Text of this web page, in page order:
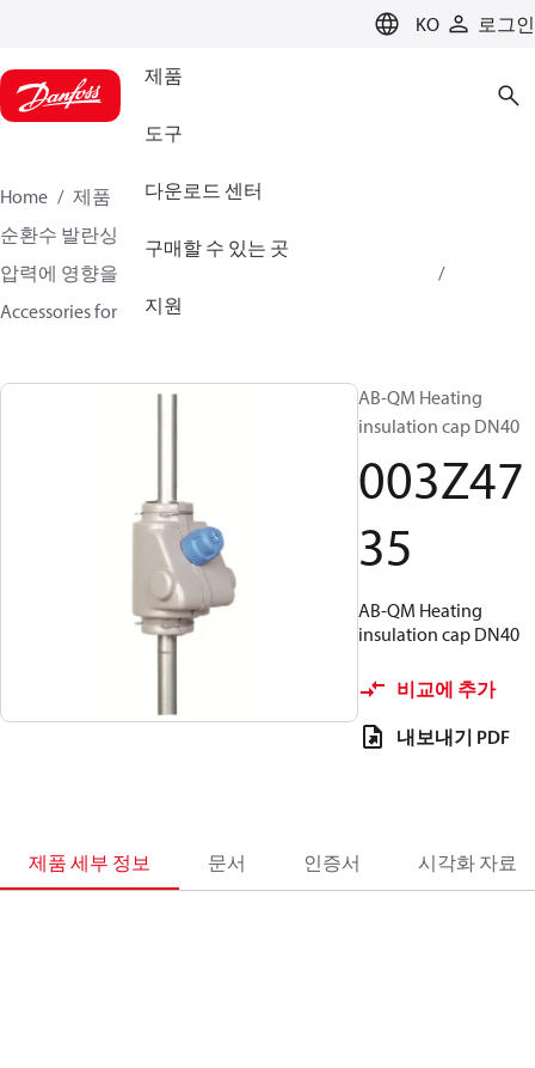
KO 로그인
제품
도구
다운로드 센터
구매할 수 있는 곳
지원
Home 제품
클라이미트 솔루션스 - 히팅
순환수 발란싱 및 컨트롤
압력에 영향을 받지 않는 발란싱 및 컨트롤
Accessories for AB-QM
AB-QM Heating
insulation cap DN40
003Z47
35
AB-QM Heating
insulation cap DN40
비교에 추가
내보내기 PDF
제품 세부 정보 문서 인증서 시각화 자료